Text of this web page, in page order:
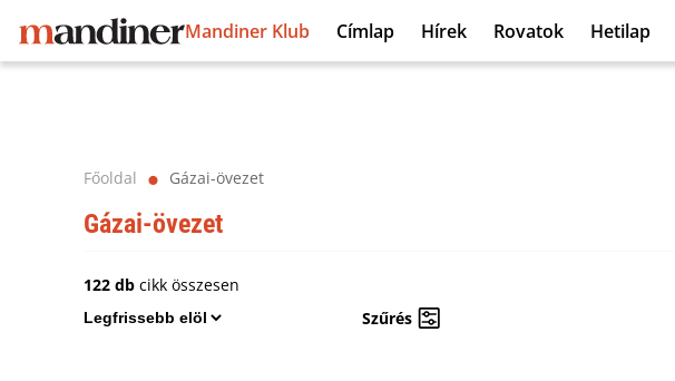
Mandiner Klub Címlap Hírek Rovatok Hetilap
Főoldal ⬤ Gázai-övezet
Gázai-övezet
122 db cikk összesen
Szűrés